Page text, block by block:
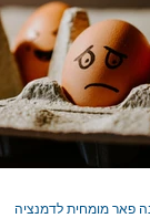
פאר מומחית לדמנציה